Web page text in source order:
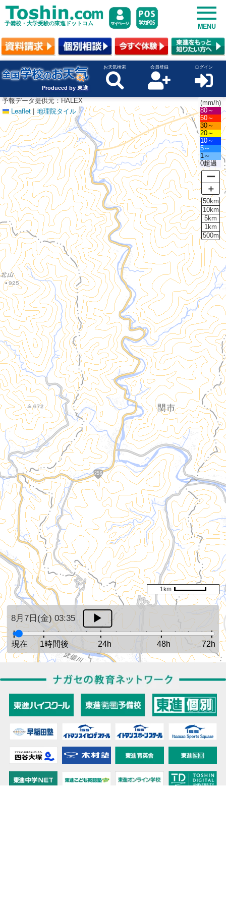
予備校・大学受験の東進ドットコム MENU
Produced by 東進
お天気検索 会員登録 ログイン
Leaflet | 地理院タイル
8月7日(金) 03:35
現在 1時間後 24h 48h 72h
1km
(mm/h)
80～
50～
30～
20～
10～
5～
1～
0超過
ー
＋
50km
10km
5km
1km
500m
予報データ提供元：HALEX